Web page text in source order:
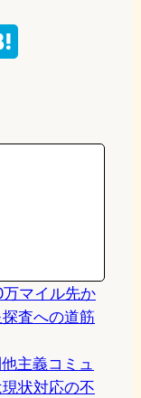
e
マイル先か
査への道筋
主義コミュ
状対応の不